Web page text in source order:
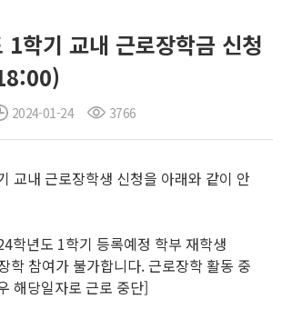
학기 교내 근로장학금 신청
2024-01-24 3766
교내 근로장학생 신청을 아래와 같이 안
학년도 1학기 등록예정 학부 재학생
학 참여가 불가합니다. 근로장학 활동 중
해당일자로 근로 중단]